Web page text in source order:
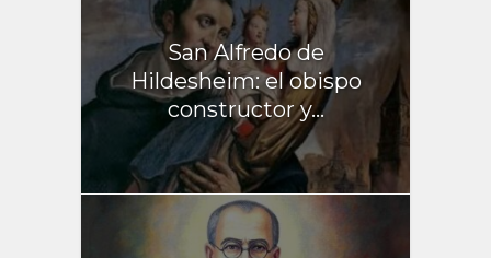
San Alfredo de
Hildesheim: el obispo
constructor y...